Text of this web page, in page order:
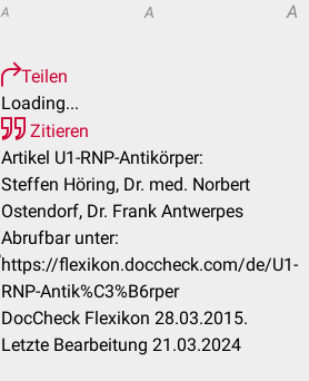
A A A
Teilen
Loading...
Zitieren
Artikel U1-RNP-Antikörper:
Steffen Höring, Dr. med. Norbert
Ostendorf, Dr. Frank Antwerpes
Abrufbar unter:
https://flexikon.doccheck.com/de/U1-
RNP-Antik%C3%B6rper
DocCheck Flexikon 28.03.2015.
Letzte Bearbeitung 21.03.2024